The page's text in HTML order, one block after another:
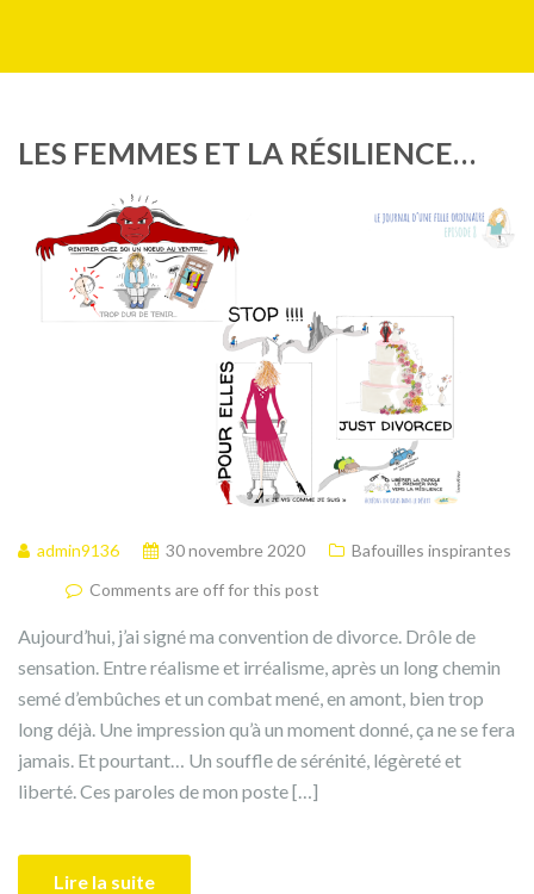
LES FEMMES ET LA RÉSILIENCE…
admin9136 30 novembre 2020
Bafouilles inspirantes
Comments are off for this post
Aujourd’hui, j’ai signé ma convention de divorce. Drôle de
sensation. Entre réalisme et irréalisme, après un long chemin
semé d’embûches et un combat mené, en amont, bien trop
long déjà. Une impression qu’à un moment donné, ça ne se fera
jamais. Et pourtant… Un souffle de sérénité, légèreté et
liberté. Ces paroles de mon poste […]
Lire la suite